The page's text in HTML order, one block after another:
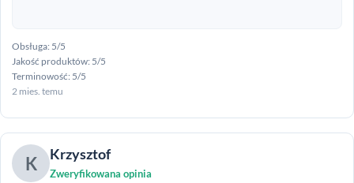
Obsługa: 5/5
Jakość produktów: 5/5
Terminowość: 5/5
2 mies. temu
K Krzysztof
Zweryfikowana opinia